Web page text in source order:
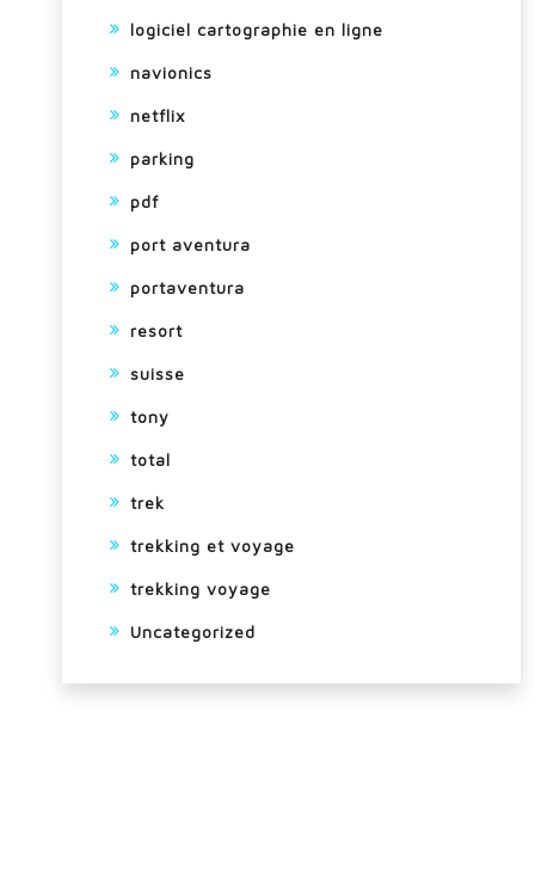
logiciel cartographie en ligne
navionics
netflix
parking
pdf
port aventura
portaventura
resort
suisse
tony
total
trek
trekking et voyage
trekking voyage
Uncategorized